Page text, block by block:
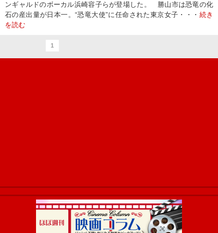
ンギャルドのボーカル浜崎容子らが登場した。 勝山市は恐竜の化
石の産出量が日本一。“恐竜大使”に任命された東京女子・・・ 続き
を読む
1